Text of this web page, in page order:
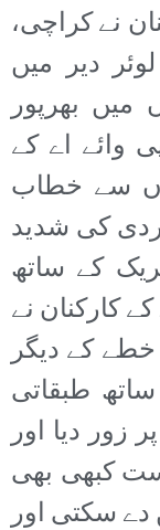
نے کراچی،
دیر میں
میں بھرپور
وائے اے کے
سے خطاب
کی شدید
کے ساتھ
کارکنان نے
کے دیگر
طبقاتی
زور دیا اور
کبھی بھی
دے سکتی اور